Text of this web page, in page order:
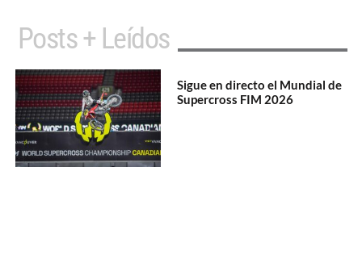
Posts + Leídos
Sigue en directo el Mundial de
Supercross FIM 2026